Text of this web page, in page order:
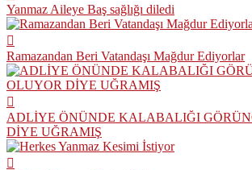
Yanmaz Aileye Baş sağlığı diledi
Ramazandan Beri Vatandaşı Mağdur Ediyorlar
ADLİYE ÖNÜNDE KALABALIĞI
DİYE UĞRAMIŞ